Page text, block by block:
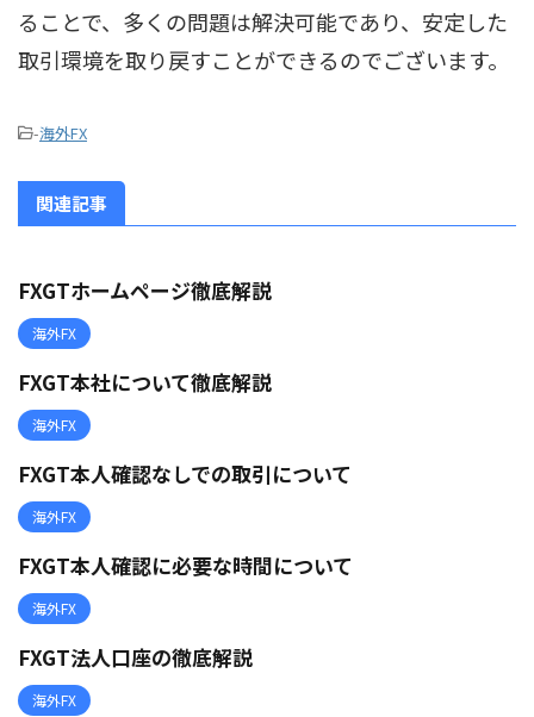
ることで、多くの問題は解決可能であり、安定した
取引環境を取り戻すことができるのでございます。
-海外FX
関連記事
FXGTホームページ徹底解説
海外FX
FXGT本社について徹底解説
海外FX
FXGT本人確認なしでの取引について
海外FX
FXGT本人確認に必要な時間について
海外FX
FXGT法人口座の徹底解説
海外FX